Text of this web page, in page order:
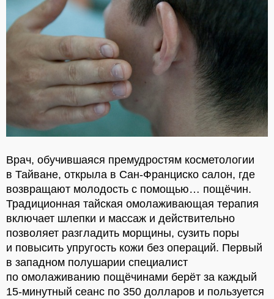
Врач, обучившаяся премудростям косметологии
в Тайване, открыла в Сан-Франциско салон, где
возвращают молодость с помощью… пощёчин.
Традиционная тайская омолаживающая терапия
включает шлепки и массаж и действительно
позволяет разгладить морщины, сузить поры
и повысить упругость кожи без операций. Первый
в западном полушарии специалист
по омолаживанию пощёчинами берёт за каждый
15-минутный сеанс по 350 долларов и пользуется